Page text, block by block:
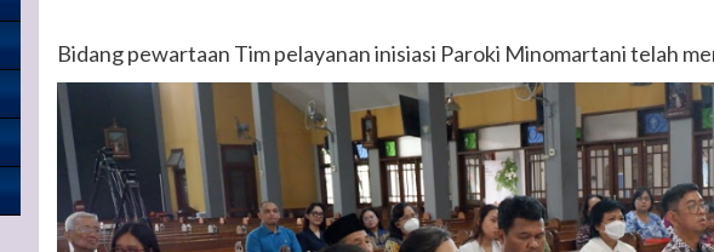
Bidang pewartaan Tim pelayanan inisiasi Paroki Minomartani telah